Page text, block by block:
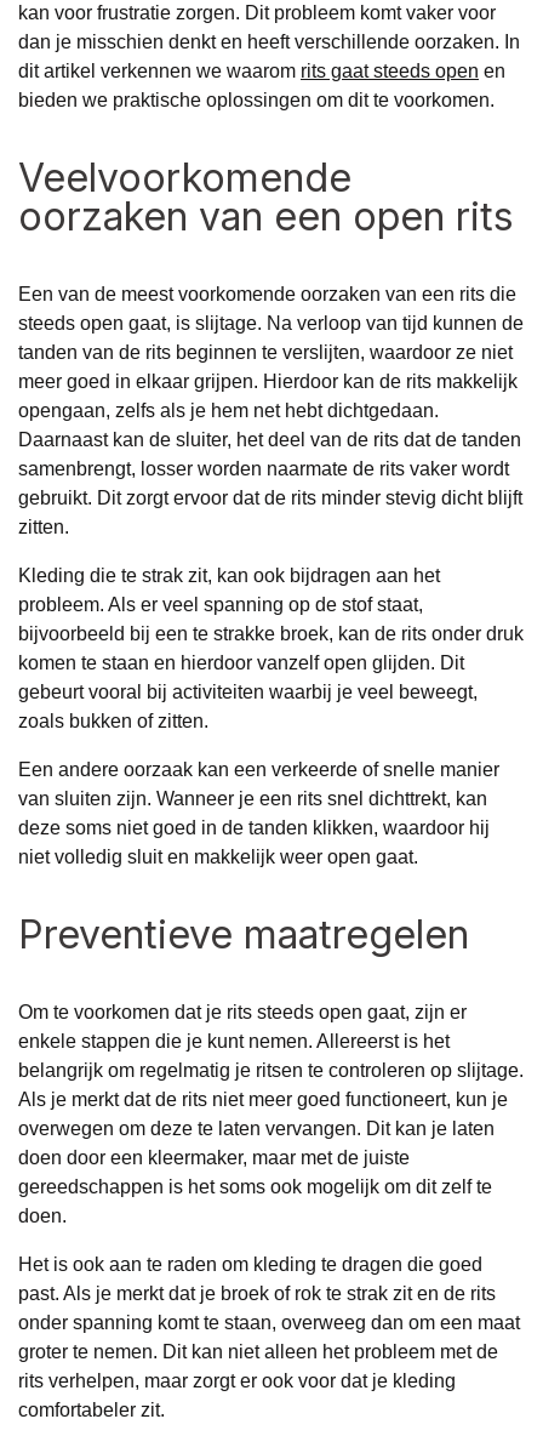
kan voor frustratie zorgen. Dit probleem komt vaker voor
dan je misschien denkt en heeft verschillende oorzaken. In
dit artikel verkennen we waarom rits gaat steeds open en
bieden we praktische oplossingen om dit te voorkomen.
Veelvoorkomende
oorzaken van een open rits
Een van de meest voorkomende oorzaken van een rits die
steeds open gaat, is slijtage. Na verloop van tijd kunnen de
tanden van de rits beginnen te verslijten, waardoor ze niet
meer goed in elkaar grijpen. Hierdoor kan de rits makkelijk
opengaan, zelfs als je hem net hebt dichtgedaan.
Daarnaast kan de sluiter, het deel van de rits dat de tanden
samenbrengt, losser worden naarmate de rits vaker wordt
gebruikt. Dit zorgt ervoor dat de rits minder stevig dicht blijft
zitten.
Kleding die te strak zit, kan ook bijdragen aan het
probleem. Als er veel spanning op de stof staat,
bijvoorbeeld bij een te strakke broek, kan de rits onder druk
komen te staan en hierdoor vanzelf open glijden. Dit
gebeurt vooral bij activiteiten waarbij je veel beweegt,
zoals bukken of zitten.
Een andere oorzaak kan een verkeerde of snelle manier
van sluiten zijn. Wanneer je een rits snel dichttrekt, kan
deze soms niet goed in de tanden klikken, waardoor hij
niet volledig sluit en makkelijk weer open gaat.
Preventieve maatregelen
Om te voorkomen dat je rits steeds open gaat, zijn er
enkele stappen die je kunt nemen. Allereerst is het
belangrijk om regelmatig je ritsen te controleren op slijtage.
Als je merkt dat de rits niet meer goed functioneert, kun je
overwegen om deze te laten vervangen. Dit kan je laten
doen door een kleermaker, maar met de juiste
gereedschappen is het soms ook mogelijk om dit zelf te
doen.
Het is ook aan te raden om kleding te dragen die goed
past. Als je merkt dat je broek of rok te strak zit en de rits
onder spanning komt te staan, overweeg dan om een maat
groter te nemen. Dit kan niet alleen het probleem met de
rits verhelpen, maar zorgt er ook voor dat je kleding
comfortabeler zit.